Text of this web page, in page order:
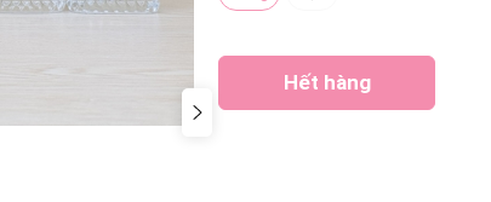
Hết hàng